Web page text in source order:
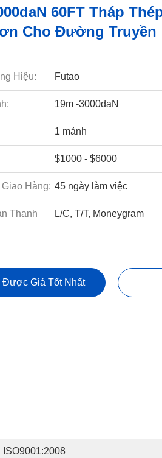
60FT Tháp
Cho Đường Truyền
Hiệu: Futao
19m -3000daN
1 mảnh
$1000 - $6000
Hàng: 45 ngày làm việc
Thanh
L/C, T/T, Moneygram
Được Giá Tốt Nhất
ISO9001:2008